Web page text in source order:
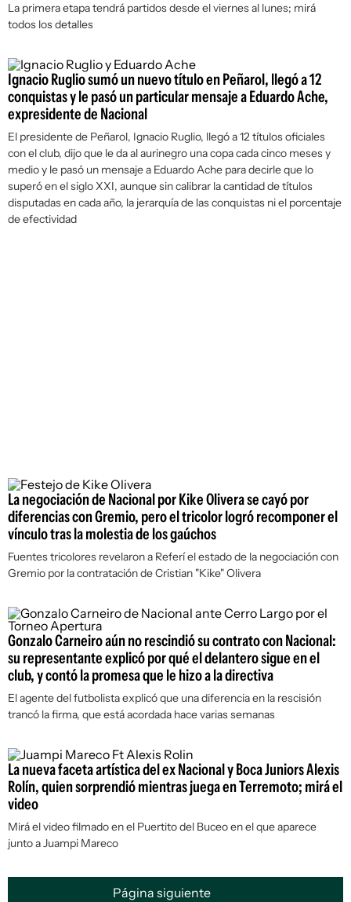
La primera etapa tendrá partidos desde el viernes al lunes; mirá
todos los detalles
Ignacio Ruglio sumó un nuevo título en Peñarol, llegó a 12
conquistas y le pasó un particular mensaje a Eduardo Ache,
expresidente de Nacional
El presidente de Peñarol, Ignacio Ruglio, llegó a 12 títulos oficiales
con el club, dijo que le da al aurinegro una copa cada cinco meses y
medio y le pasó un mensaje a Eduardo Ache para decirle que lo
superó en el siglo XXI, aunque sin calibrar la cantidad de títulos
disputadas en cada año, la jerarquía de las conquistas ni el porcentaje
de efectividad
La negociación de Nacional por Kike Olivera se cayó por
diferencias con Gremio, pero el tricolor logró recomponer el
vínculo tras la molestia de los gaúchos
Fuentes tricolores revelaron a Referíel estado de la negociación con
Gremio por la contratación de Cristian "Kike" Olivera
Gonzalo Carneiro aún no rescindió su contrato con Nacional:
su representante explicó por qué el delantero sigue en el
club, y contó la promesa que le hizo a la directiva
El agente del futbolista explicó que una diferencia en la rescisión
trancó la firma, que está acordada hace varias semanas
La nueva faceta artística del ex Nacional y Boca Juniors Alexis
Rolín, quien sorprendió mientras juega en Terremoto; mirá el
video
Mirá el video filmado en el Puertito del Buceo en el que aparece
junto a Juampi Mareco
Página siguiente